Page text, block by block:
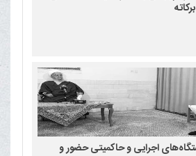
اجرایی و حاکمیتی حضور و